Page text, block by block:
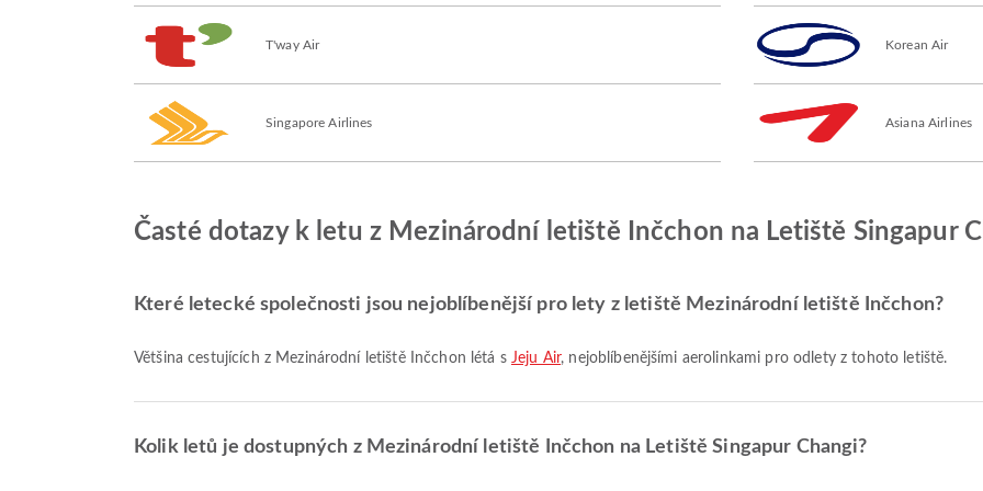
T'way Air Korean Air
Singapore Airlines Asiana Airlines
Časté dotazy k letu z Mezinárodní letiště Inčchon na Letiště Singapur
Které letecké společnosti jsou nejoblíbenější pro lety z letiště Mezinárodní letiště Inčchon?
Většina cestujících z Mezinárodní letiště Inčchon létá s Jeju Air, nejoblíbenějšími aerolinkami pro odlety z tohoto letiště.
Kolik letů je dostupných z Mezinárodní letiště Inčchon na Letiště Singapur Changi?